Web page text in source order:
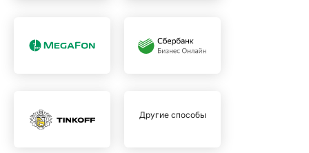
Другие способы